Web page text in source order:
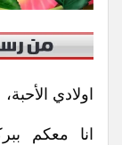
اولادي الأحبة،
انا معكم